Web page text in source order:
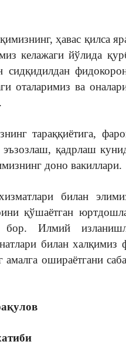
ҳавас қилса
келажаги йўлида
сидқидилдан
оталаримиз ва
тараққиётига,
қадрлаш
доно вакиллари.
билан элимиз
қўшаётган
бор. Илмий
билан халқимиз
амалга ошираётгани